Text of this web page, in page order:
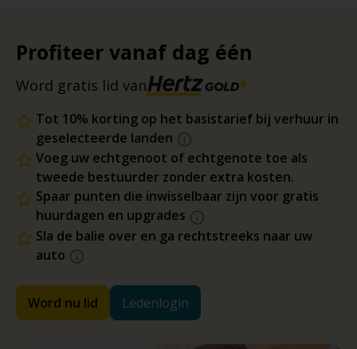
Profiteer vanaf dag één
Word gratis lid van
Tot 10% korting op het basistarief bij verhuur in
geselecteerde landen
Voeg uw echtgenoot of echtgenote toe als
tweede bestuurder zonder extra kosten.
Spaar punten die inwisselbaar zijn voor gratis
huurdagen en upgrades
Sla de balie over en ga rechtstreeks naar uw
auto
Word nu lid Ledenlogin